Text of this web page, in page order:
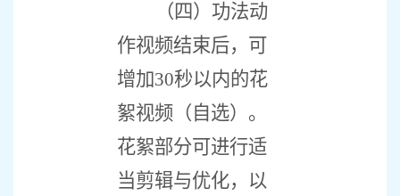
（四）功法动
作视频结束后，可
增加30秒以内的花
絮视频（自选）。
花絮部分可进行适
当剪辑与优化，以